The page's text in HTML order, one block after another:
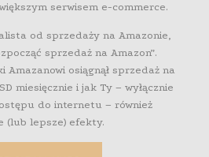
serwisem e-commerce.
od sprzedaży na Amazonie,
sprzedaż na Amazon”.
osiągnął sprzedaż na
miesięcznie i jak Ty – wyłącznie
do internetu – również
(lub lepsze) efekty.